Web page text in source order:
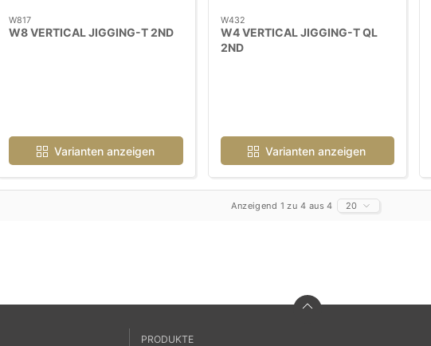
W817
W8 VERTICAL JIGGING-T 2ND
Varianten anzeigen
W432
W4 VERTICAL JIGGING-T QL
2ND
Varianten anzeigen
Anzeigend 1 zu 4 aus 4 20
PRODUKTE